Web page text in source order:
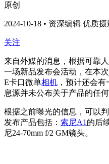
原创
2024-10-18 • 资深编辑 优质
关注
来自外媒的消息，根据可靠
一场新品发布会活动，在本
E卡口微单相机 ，预计还会
息源并未公布关于产品的任何
根据之前曝光的信息，可以
发布产品包括： 索尼A1 的后
尼24-70mm f/2 GM镜头。